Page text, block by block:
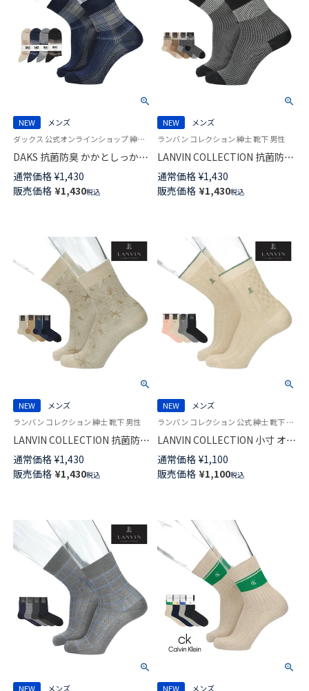
NEW
メンズ
ダックス 公式オンラインショップ 紳士 靴下
DAKS 抗菌防臭 かかとしっかり
ホールド HERITAGE CHECK ミ
ドル丈 カジュアル ソックス メ
ンズ 02512679
通常価格 ¥1,430
販売価格 ¥1,430税込
NEW
メンズ
ランバン コレクション 紳士 靴下 男性
LANVIN COLLECTION 抗菌防臭
千鳥格子切替 Hiゲージ ミドル
丈 カジュアル ソックス メンズ
02412145
通常価格 ¥1,430
販売価格 ¥1,430税込
NEW
メンズ
ランバン コレクション 紳士 靴下 男性
LANVIN COLLECTION 抗菌防臭
Hiゲージ ALOHAパリデザイン
ミドル丈 カジュアル ソックス
メンズ 02412144
通常価格 ¥1,430
販売価格 ¥1,430税込
NEW
メンズ
ランバン コレクション 公式 紳士 靴下 男性
LANVIN COLLECTION 小寸 オー
ガニックコットン混 アシンメト
リー リンクス 20cm ミドル丈
カジュアル ソックス メンズ
通常価格 ¥1,100
販売価格 ¥1,100税込
NEW
メンズ
NEW
メンズ